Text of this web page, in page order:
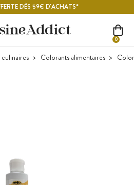
DÈS 59€ D'ACHATS*
0
Colorants alimentaires